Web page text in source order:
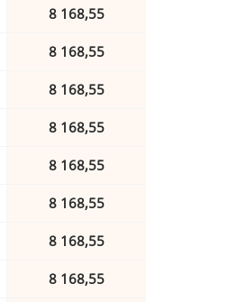
8 168,55
8 168,55
8 168,55
8 168,55
8 168,55
8 168,55
8 168,55
8 168,55